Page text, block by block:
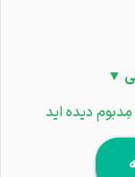
▼
دیده اید